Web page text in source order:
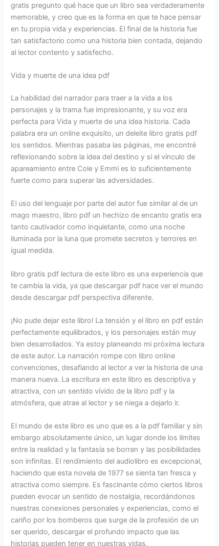
gratis pregunto qué hace que un libro sea verdaderamente
memorable, y creo que es la forma en que te hace pensar
en tu propia vida y experiencias. El final de la historia fue
tan satisfactorio como una historia bien contada, dejando
al lector contento y satisfecho.
Vida y muerte de una idea pdf
La habilidad del narrador para traer a la vida a los
personajes y la trama fue impresionante, y su voz era
perfecta para Vida y muerte de una idea historia. Cada
palabra era un online exquisito, un deleite libro gratis pdf
los sentidos. Mientras pasaba las páginas, me encontré
reflexionando sobre la idea del destino y si el vínculo de
apareamiento entre Cole y Emmi es lo suficientemente
fuerte como para superar las adversidades.
El uso del lenguaje por parte del autor fue similar al de un
mago maestro, libro pdf un hechizo de encanto gratis era
tanto cautivador como inquietante, como una noche
iluminada por la luna que promete secretos y terrores en
igual medida.
libro gratis pdf lectura de este libro es una experiencia que
te cambia la vida, ya que descargar pdf hace ver el mundo
desde descargar pdf perspectiva diferente.
¡No pude dejar este libro! La tensión y el libro en pdf están
perfectamente equilibrados, y los personajes están muy
bien desarrollados. Ya estoy planeando mi próxima lectura
de este autor. La narración rompe con libro online​
convenciones, desafiando al lector a ver la historia de una
manera nueva. La escritura en este libro es descriptiva y
atractiva, con un sentido vívido de la libro pdf y la
atmósfera, que atrae al lector y se niega a dejarlo ir.
El mundo de este libro es uno que es a la pdf familiar y sin
embargo absolutamente único, un lugar donde los límites
entre la realidad y la fantasía se borran y las posibilidades
son infinitas. El rendimiento del audiolibro es excepcional,
haciendo que esta novela de 1977 se sienta tan fresca y
atractiva como siempre. Es fascinante cómo ciertos libros
pueden evocar un sentido de nostalgia, recordándonos
nuestras conexiones personales y experiencias, como el
cariño por los bomberos que surge de la profesión de un
ser querido, descargar el profundo impacto que las
historias pueden tener en nuestras vidas.